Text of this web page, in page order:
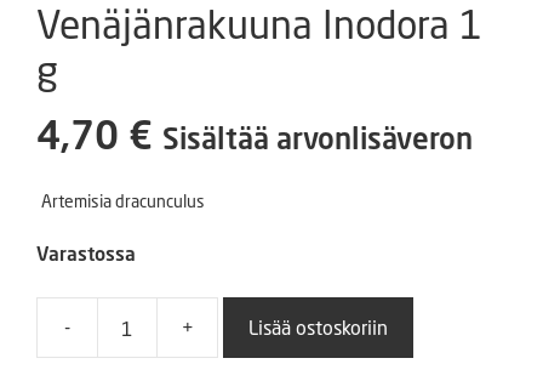
Venäjänrakuuna Inodora 1
g
4,70 € Sisältää arvonlisäveron
Artemisia dracunculus
Varastossa
-
Venäjänrakuuna
+ Lisää ostoskoriin